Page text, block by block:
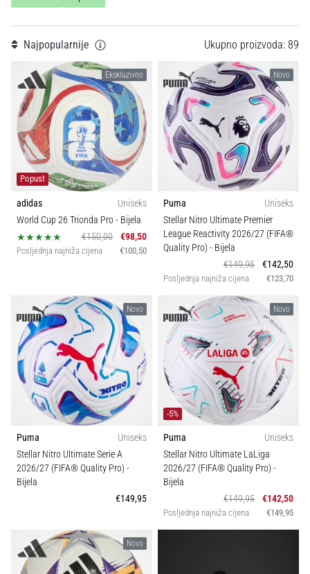
tisak
sportske
1. 7. 2025
•
1 min. čitanja
Play
for
More
Victories
se
2025
sa
službenim
dresovima
kopačkama
Nike,
adidas
PUMA.
Budi
dio
svake
Prikaži
Teamsales
Tip lopte
Kolekcija
Igrač
Sezona
Sport
Održivost
Težina (g)
Najpopularnije Ukupno proizvoda: 89
Ekskluzivno
Popust
adidas
Uniseks
World Cup 26 Trionda Pro- Bijela
€150,00
€98,50
Posljednja najniža cijena €100,50
Novo
Puma
Uniseks
Stellar Nitro Ultimate Premier
League Reactivity 2026/27 (FIFA®
Quality Pro)- Bijela
€149,95
€142,50
Posljednja najniža cijena €123,70
Novo
Puma
Uniseks
Stellar Nitro Ultimate Serie A
2026/27 (FIFA® Quality Pro)-
Bijela
€149,95
Novo
-5%
Puma
Uniseks
Stellar Nitro Ultimate LaLiga
2026/27 (FIFA® Quality Pro)-
Bijela
€149,95
€142,50
Posljednja najniža cijena €149,95
Novo